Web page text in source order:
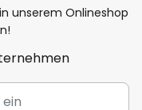
unserem Onlineshop